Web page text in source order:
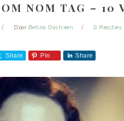
NOM TAG – 10
Door Betina Oostveen 8 Reacties
Share Pin Share